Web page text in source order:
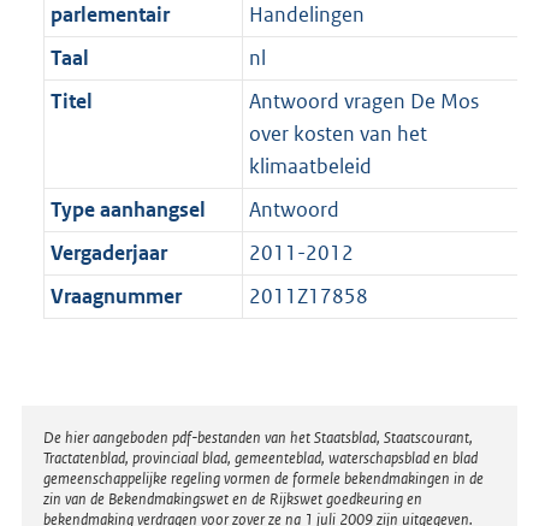
parlementair
Handelingen
Taal
nl
Titel
Antwoord vragen De Mos
over kosten van het
klimaatbeleid
Type aanhangsel
Antwoord
Vergaderjaar
2011-2012
Vraagnummer
2011Z17858
Disclaimer
De hier aangeboden pdf-bestanden van het Staatsblad, Staatscourant,
Tractatenblad, provinciaal blad, gemeenteblad, waterschapsblad en blad
gemeenschappelijke regeling vormen de formele bekendmakingen in de
zin van de Bekendmakingswet en de Rijkswet goedkeuring en
bekendmaking verdragen voor zover ze na 1 juli 2009 zijn uitgegeven.